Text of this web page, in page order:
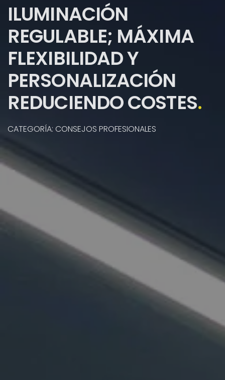
ILUMINACIÓN
REGULABLE; MÁXIMA
FLEXIBILIDAD Y
PERSONALIZACIÓN
REDUCIENDO COSTES.
CATEGORÍA: CONSEJOS PROFESIONALES